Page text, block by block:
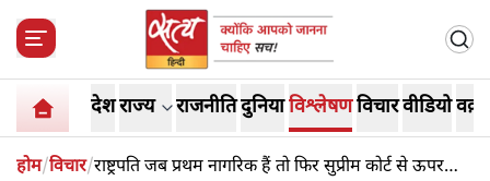
देशराज्य राजनीतिदुनियाविश्लेषणविचारवीडियो
होम/विचार/राष्ट्रपति जब प्रथम नागरिक हैं तो फिर सुप्रीम कोर्ट से ऊपर